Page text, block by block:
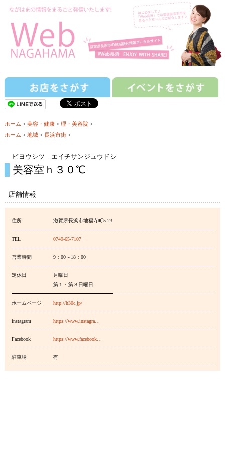
ホーム > 美容・健康> 理・美容院>
ホーム > 地域> 長浜市街>
ビヨウシツ エイチサンジュウドシ
美容室ｈ３０℃
店舗情報
住所 滋賀県長浜市地福寺町5-23
TEL 0749-65-7107
営業時間 9：00～18：00
定休日
月曜日
第１・第３日曜日
ホームページ http://h30c.jp/
instagram https://www.instagra…
Facebook https://www.facebook…
駐車場 有